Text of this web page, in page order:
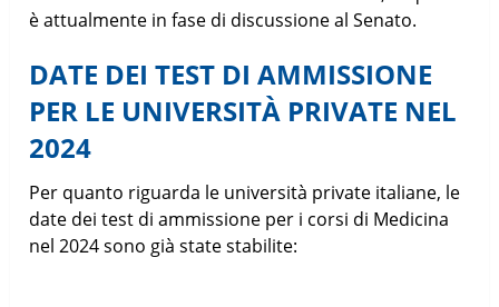
è attualmente in fase di discussione al Senato.
DATE DEI TEST DI AMMISSIONE
PER LE UNIVERSITÀ PRIVATE NEL
2024
Per quanto riguarda le università private italiane, le
date dei test di ammissione per i corsi di Medicina
nel 2024 sono già state stabilite: